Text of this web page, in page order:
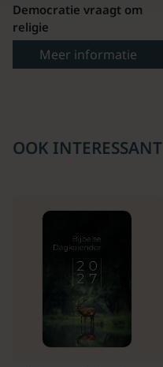
Democratie vraagt om
religie
Meer informatie
OOK INTERESSANT